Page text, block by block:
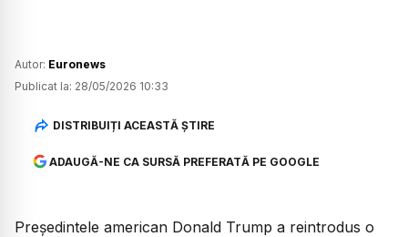
Autor: Euronews
Publicat la: 28/05/2026 10:33
DISTRIBUIȚI ACEASTĂ ȘTIRE
ADAUGĂ-NE CA SURSĂ PREFERATĂ PE GOOGLE
Președintele american Donald Trump a reintrodus o